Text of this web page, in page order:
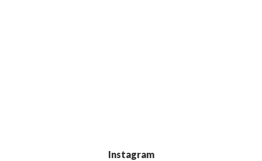
Instagram